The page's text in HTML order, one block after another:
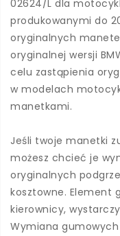
02624/L dla
produkowanymi do
oryginalnych
oryginalnej wersji
celu zastąpienia
w modelach
manetkami.
Jeśli twoje manetki
możesz chcieć je
oryginalnych
kosztowne. Element
kierownicy,
Wymiana